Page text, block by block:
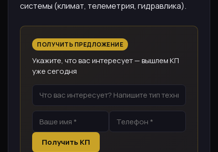
системы (климат, телеметрия, гидравлика).
ПОЛУЧИТЬ ПРЕДЛОЖЕНИЕ
Укажите, что вас интересует — вышлем КП
уже сегодня
Получить КП